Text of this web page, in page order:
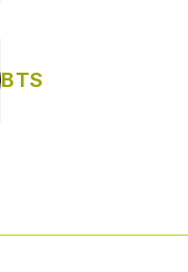
BTS